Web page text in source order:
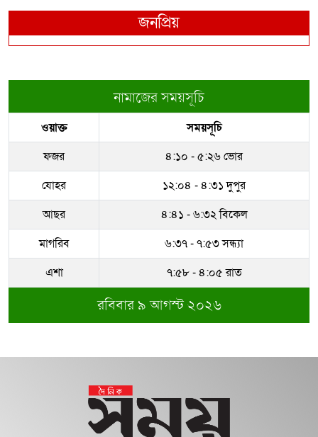
জনপ্রিয়
নামাজের সময়সূচি
ওয়াক্ত
সময়সূচি
ফজর
৪:১০ - ৫:২৬ ভোর
যোহর
১২:০৪ - ৪:৩১ দুপুর
আছর
৪:৪১ - ৬:৩২ বিকেল
মাগরিব
৬:৩৭ - ৭:৫৩ সন্ধ্যা
এশা
৭:৫৮ - ৪:০৫ রাত
রবিবার ৯ আগস্ট ২০২৬